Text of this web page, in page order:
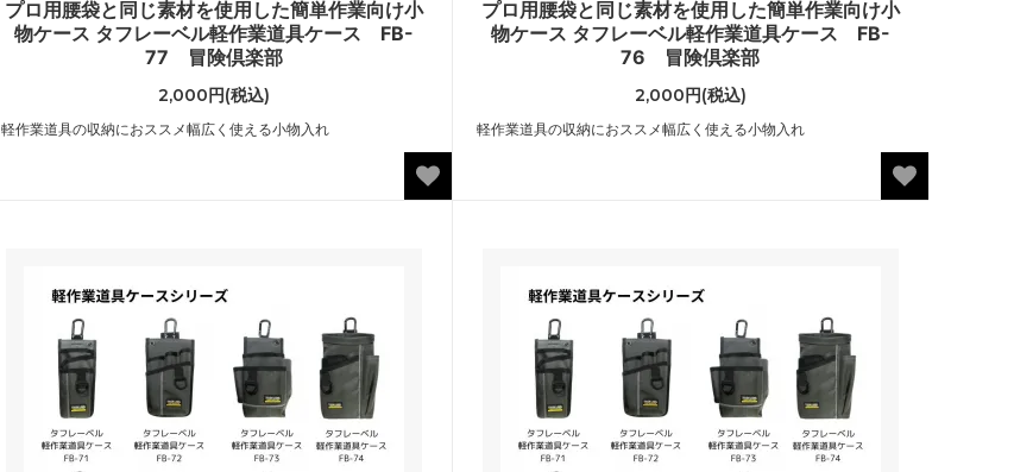
プロ用腰袋と同じ素材を使用した簡単作業向け小
物ケース タフレーベル軽作業道具ケース FB-
77 冒険倶楽部
2,000円(税込)
軽作業道具の収納におススメ幅広く使える小物入れ
プロ用腰袋と同じ素材を使用した簡単作業向け小
物ケース タフレーベル軽作業道具ケース FB-
76 冒険倶楽部
2,000円(税込)
軽作業道具の収納におススメ幅広く使える小物入れ